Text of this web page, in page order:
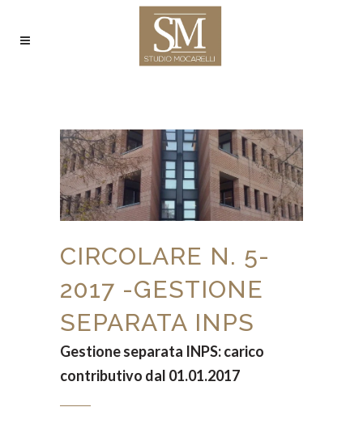
CIRCOLARE N. 5-
2017 -GESTIONE
SEPARATA INPS
Gestione separata INPS: carico
contributivo dal 01.01.2017